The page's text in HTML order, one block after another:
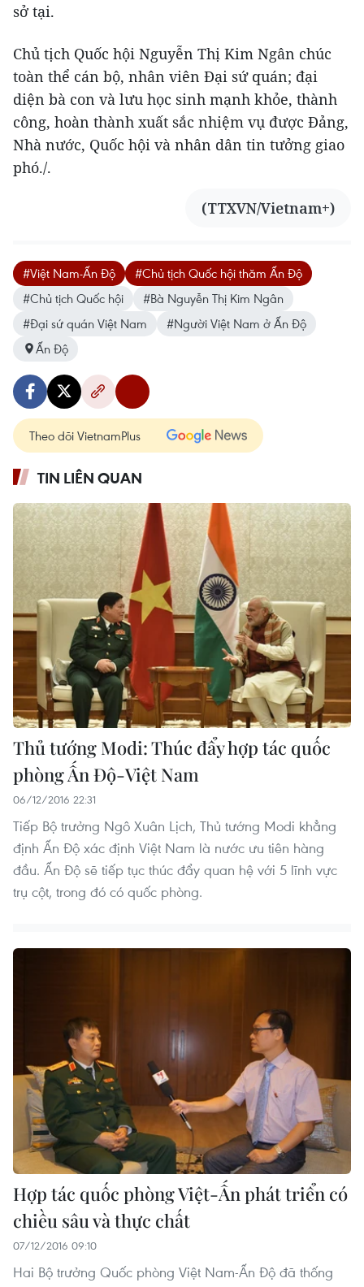
sở tại.
Chủ tịch Quốc hội Nguyễn Thị Kim Ngân chúc
toàn thể cán bộ, nhân viên Đại sứ quán; đại
diện bà con và lưu học sinh mạnh khỏe, thành
công, hoàn thành xuất sắc nhiệm vụ được Đảng,
Nhà nước, Quốc hội và nhân dân tin tưởng giao
phó./.
(TTXVN/Vietnam+)
#Việt Nam-Ấn Độ
#Chủ tịch Quốc hội thăm Ấn Độ
#Chủ tịch Quốc hội
#Bà Nguyễn Thị Kim Ngân
#Đại sứ quán Việt Nam
#Người Việt Nam ở Ấn Độ
Ấn Độ
Theo dõi VietnamPlus
TIN LIÊN QUAN
Thủ tướng Modi: Thúc đẩy hợp tác quốc
phòng Ấn Độ-Việt Nam
06/12/2016 22:31
Tiếp Bộ trưởng Ngô Xuân Lịch, Thủ tướng Modi khẳng
định Ấn Độ xác định Việt Nam là nước ưu tiên hàng
đầu. Ấn Độ sẽ tiếp tục thúc đẩy quan hệ với 5 lĩnh vực
trụ cột, trong đó có quốc phòng.
Hợp tác quốc phòng Việt-Ấn phát triển có
chiều sâu và thực chất
07/12/2016 09:10
Hai Bộ trưởng Quốc phòng Việt Nam-Ấn Độ đã thống